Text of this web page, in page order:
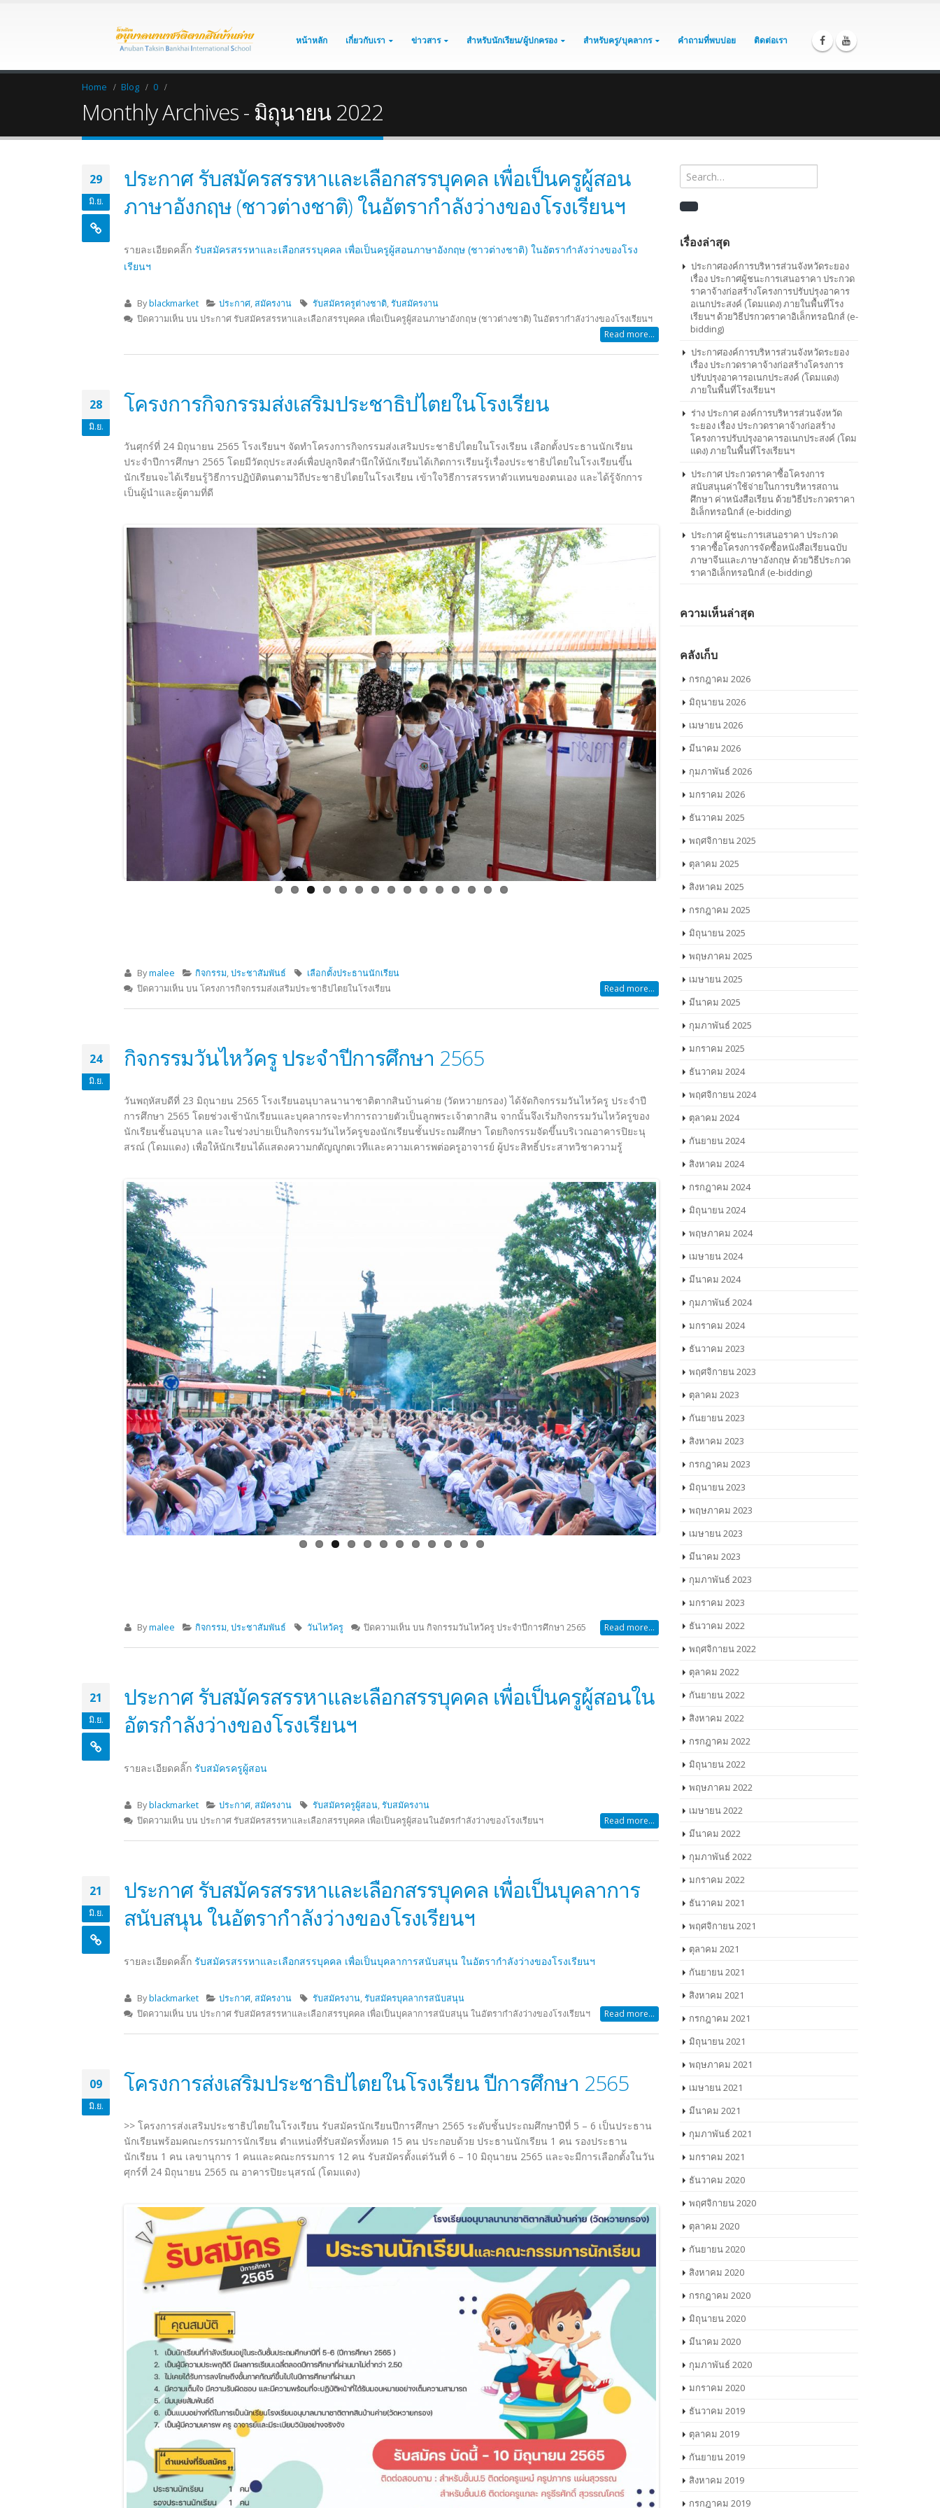
หน้าหลัก เกี่ยวกับเรา ข่าวสาร สำหรับนักเรียน/ผู้ปกครอง สำหรับครู/บุคลากร คำถามที่พบบ่อย ติดต่อเรา
Home Blog 0
Monthly Archives - มิถุนายน 2022
29
มิ.ย.
ประกาศ รับสมัครสรรหาและเลือกสรรบุคคล เพื่อเป็นครูผู้สอน
ภาษาอังกฤษ (ชาวต่างชาติ) ในอัตรากำลังว่างของโรงเรียนฯ
รายละเอียดคลิ๊ก รับสมัครสรรหาและเลือกสรรบุคคล เพื่อเป็นครูผู้สอนภาษาอังกฤษ (ชาวต่างชาติ) ในอัตรากำลังว่างของโรง
เรียนฯ
Byblackmarket ประกาศ,สมัครงาน รับสมัครครูต่างชาติ,รับสมัครงาน
ปิดความเห็นบน ประกาศ รับสมัครสรรหาและเลือกสรรบุคคล เพื่อเป็นครูผู้สอนภาษาอังกฤษ (ชาวต่างชาติ) ในอัตรากำลังว่างของโรงเรียนฯ
Read more...
28
มิ.ย.
โครงการกิจกรรมส่งเสริมประชาธิปไตยในโรงเรียน
วันศุกร์ที่ 24 มิถุนายน 2565 โรงเรียนฯ จัดทำโครงการกิจกรรมส่งเสริมประชาธิปไตยในโรงเรียน เลือกตั้งประธานนักเรียน
ประจำปีการศึกษา 2565 โดยมีวัตถุประสงค์เพื่อปลูกจิตสำนึกให้นักเรียนได้เกิดการเรียนรู้เรื่องประชาธิปไตยในโรงเรียนขึ้น
นักเรียนจะได้เรียนรู้วิธีการปฏิบัติตนตามวิถีประชาธิปไตยในโรงเรียน เข้าใจวิธีการสรรหาตัวแทนของตนเอง และได้รู้จักการ
เป็นผู้นำและผู้ตามที่ดี
Bymalee กิจกรรม,ประชาสัมพันธ์
เลือกตั้งประธานนักเรียน
ปิดความเห็นบน โครงการกิจกรรมส่งเสริมประชาธิปไตยในโรงเรียน Read more...
24
มิ.ย.
กิจกรรมวันไหว้ครู ประจำปีการศึกษา 2565
วันพฤหัสบดีที่ 23 มิถุนายน 2565 โรงเรียนอนุบาลนานาชาติตากสินบ้านค่าย (วัดหวายกรอง) ได้จัดกิจกรรมวันไหว้ครู ประจำปี
การศึกษา 2565 โดยช่วงเช้านักเรียนและบุคลากรจะทำการถวายตัวเป็นลูกพระเจ้าตากสิน จากนั้นจึงเริ่มกิจกรรมวันไหว้ครูของ
นักเรียนชั้นอนุบาล และในช่วงบ่ายเป็นกิจกรรมวันไหว้ครูของนักเรียนชั้นประถมศึกษา โดยกิจกรรมจัดขึ้นบริเวณอาคารปิยะนุ
สรณ์ (โดมแดง) เพื่อให้นักเรียนได้แสดงความกตัญญูกตเวทีและความเคารพต่อครูอาจารย์ ผู้ประสิทธิ์ประสาทวิชาความรู้
Bymalee กิจกรรม,ประชาสัมพันธ์ วันไหว้ครู ปิดความเห็นบน กิจกรรมวันไหว้ครู ประจำปีการศึกษา 2565 Read more...
21
มิ.ย.
ประกาศ รับสมัครสรรหาและเลือกสรรบุคคล เพื่อเป็นครูผู้สอนใน
อัตรกำลังว่างของโรงเรียนฯ
รายละเอียดคลิ๊ก รับสมัครครูผู้สอน
Byblackmarket ประกาศ,สมัครงาน รับสมัครครูผู้สอน,รับสมัครงาน
ปิดความเห็นบน ประกาศ รับสมัครสรรหาและเลือกสรรบุคคล เพื่อเป็นครูผู้สอนในอัตรกำลังว่างของโรงเรียนฯ Read more...
21
มิ.ย.
ประกาศ รับสมัครสรรหาและเลือกสรรบุคคล เพื่อเป็นบุคลาการ
สนับสนุน ในอัตรากำลังว่างของโรงเรียนฯ
รายละเอียดคลิ๊ก รับสมัครสรรหาและเลือกสรรบุคคล เพื่อเป็นบุคลาการสนับสนุน ในอัตรากำลังว่างของโรงเรียนฯ
Byblackmarket ประกาศ,สมัครงาน รับสมัครงาน,รับสมัครบุคลากรสนับสนุน
ปิดความเห็นบน ประกาศ รับสมัครสรรหาและเลือกสรรบุคคล เพื่อเป็นบุคลาการสนับสนุน ในอัตรากำลังว่างของโรงเรียนฯ Read more...
09
มิ.ย.
โครงการส่งเสริมประชาธิปไตยในโรงเรียน ปีการศึกษา 2565
>> โครงการส่งเสริมประชาธิปไตยในโรงเรียน รับสมัครนักเรียนปีการศึกษา 2565 ระดับชั้นประถมศึกษาปีที่ 5 – 6 เป็นประธาน
นักเรียนพร้อมคณะกรรมการนักเรียน ตำแหน่งที่รับสมัครทั้งหมด 15 คน ประกอบด้วย ประธานนักเรียน 1 คน รองประธาน
นักเรียน 1 คน เลขานุการ 1 คนและคณะกรรมการ 12 คน รับสมัครตั้งแต่วันที่ 6 – 10 มิถุนายน 2565 และจะมีการเลือกตั้งในวัน
ศุกร์ที่ 24 มิถุนายน 2565 ณ อาคารปิยะนุสรณ์ (โดมแดง)
เรื่องล่าสุด
ประกาศองค์การบริหารส่วนจังหวัดระยอง
เรื่อง ประกาศผู้ชนะการเสนอราคา ประกวด
ราคาจ้างก่อสร้างโครงการปรับปรุงอาคาร
อเนกประสงค์ (โดมแดง) ภายในพื้นที่โรง
เรียนฯ ด้วยวิธีปรกวดราคาอิเล็กทรอนิกส์ (e-
bidding)
ประกาศองค์การบริหารส่วนจังหวัดระยอง
เรื่อง ประกวดราคาจ้างก่อสร้างโครงการ
ปรับปรุงอาคารอเนกประสงค์ (โดมแดง)
ภายในพื้นที่โรงเรียนฯ
ร่าง ประกาศ องค์การบริหารส่วนจังหวัด
ระยอง เรื่อง ประกวดราคาจ้างก่อสร้าง
โครงการปรับปรุงอาคารอเนกประสงค์ (โดม
แดง) ภายในพื้นที่โรงเรียนฯ
ประกาศ ประกวดราคาซื้อโครงการ
สนับสนุนค่าใช้จ่ายในการบริหารสถาน
ศึกษา ค่าหนังสือเรียน ด้วยวิธีประกวดราคา
อิเล็กทรอนิกส์ (e-bidding)
ประกาศ ผู้ชนะการเสนอราคา ประกวด
ราคาซื้อโครงการจัดซื้อหนังสือเรียนฉบับ
ภาษาจีนและภาษาอังกฤษ ด้วยวิธีประกวด
ราคาอิเล็กทรอนิกส์ (e-bidding)
ความเห็นล่าสุด
คลังเก็บ
กรกฎาคม 2026
มิถุนายน 2026
เมษายน 2026
มีนาคม 2026
กุมภาพันธ์ 2026
มกราคม 2026
ธันวาคม 2025
พฤศจิกายน 2025
ตุลาคม 2025
สิงหาคม 2025
กรกฎาคม 2025
มิถุนายน 2025
พฤษภาคม 2025
เมษายน 2025
มีนาคม 2025
กุมภาพันธ์ 2025
มกราคม 2025
ธันวาคม 2024
พฤศจิกายน 2024
ตุลาคม 2024
กันยายน 2024
สิงหาคม 2024
กรกฎาคม 2024
มิถุนายน 2024
พฤษภาคม 2024
เมษายน 2024
มีนาคม 2024
กุมภาพันธ์ 2024
มกราคม 2024
ธันวาคม 2023
พฤศจิกายน 2023
ตุลาคม 2023
กันยายน 2023
สิงหาคม 2023
กรกฎาคม 2023
มิถุนายน 2023
พฤษภาคม 2023
เมษายน 2023
มีนาคม 2023
กุมภาพันธ์ 2023
มกราคม 2023
ธันวาคม 2022
พฤศจิกายน 2022
ตุลาคม 2022
กันยายน 2022
สิงหาคม 2022
กรกฎาคม 2022
มิถุนายน 2022
พฤษภาคม 2022
เมษายน 2022
มีนาคม 2022
กุมภาพันธ์ 2022
มกราคม 2022
ธันวาคม 2021
พฤศจิกายน 2021
ตุลาคม 2021
กันยายน 2021
สิงหาคม 2021
กรกฎาคม 2021
มิถุนายน 2021
พฤษภาคม 2021
เมษายน 2021
มีนาคม 2021
กุมภาพันธ์ 2021
มกราคม 2021
ธันวาคม 2020
พฤศจิกายน 2020
ตุลาคม 2020
กันยายน 2020
สิงหาคม 2020
กรกฎาคม 2020
มิถุนายน 2020
มีนาคม 2020
กุมภาพันธ์ 2020
มกราคม 2020
ธันวาคม 2019
ตุลาคม 2019
กันยายน 2019
สิงหาคม 2019
กรกฎาคม 2019